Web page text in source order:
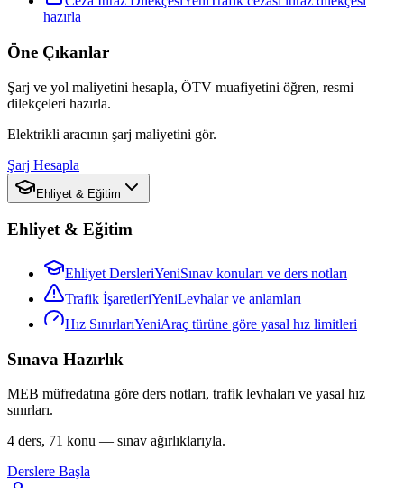
hazırla
Öne Çıkanlar
Şarj ve yol maliyetini hesapla, ÖTV muafiyetini öğren, resmi
dilekçeleri hazırla.
Elektrikli aracının şarj maliyetini gör.
Şarj Hesapla
Ehliyet & Eğitim
Ehliyet & Eğitim
Ehliyet DersleriYeniSınav konuları ve ders notları
Trafik İşaretleriYeniLevhalar ve anlamları
Hız SınırlarıYeniAraç türüne göre yasal hız limitleri
Sınava Hazırlık
MEB müfredatına göre ders notları, trafik levhaları ve yasal hız
sınırları.
4 ders, 71 konu — sınav ağırlıklarıyla.
Derslere Başla